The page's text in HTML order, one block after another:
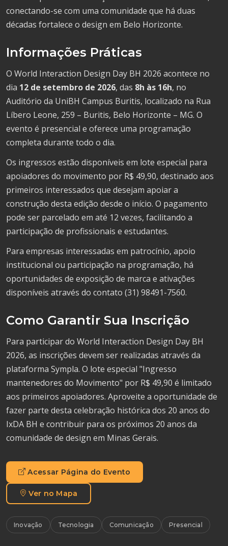
conectando-se com uma comunidade que há duas
décadas fortalece o design em Belo Horizonte.
Informações Práticas
O World Interaction Design Day BH 2026 acontece no
dia 12 de setembro de 2026, das 8h às 16h, no
Auditório da UniBH Campus Buritis, localizado na Rua
Líbero Leone, 259 – Buritis, Belo Horizonte – MG. O
evento é presencial e oferece uma programação
completa durante todo o dia.
Os ingressos estão disponíveis em lote especial para
apoiadores do movimento por R$ 49,90, destinado aos
primeiros interessados que desejam apoiar a
construção desta edição desde o início. O pagamento
pode ser parcelado em até 12 vezes, facilitando a
participação de profissionais e estudantes.
Para empresas interessadas em patrocínio, apoio
institucional ou participação na programação, há
oportunidades de exposição de marca e ativações
disponíveis através do contato (31) 98491-7560.
Como Garantir Sua Inscrição
Para participar do World Interaction Design Day BH
2026, as inscrições devem ser realizadas através da
plataforma Sympla. O lote especial "Ingresso
mantenedores do Movimento" por R$ 49,90 é limitado
aos primeiros apoiadores. Aproveite a oportunidade de
fazer parte desta celebração histórica dos 20 anos do
IxDA BH e contribuir para os próximos 20 anos da
comunidade de design em Minas Gerais.
Acessar Página do Evento
Ver no Mapa
Inovação Tecnologia Comunicação Presencial